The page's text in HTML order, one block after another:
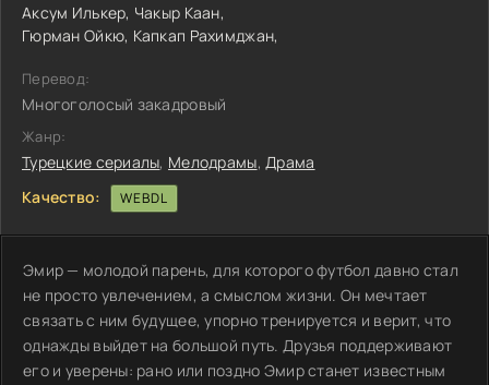
Аксум Илькер, Чакыр Каан,
Гюрман Ойкю, Капкап Рахимджан,
Перевод:
Многоголосый закадровый
Жанр:
Турецкие сериалы, Мелодрамы,Драма
Качество:
WEBDL
Эмир — молодой парень, для которого футбол давно стал
не просто увлечением, а смыслом жизни. Он мечтает
связать с ним будущее, упорно тренируется и верит, что
однажды выйдет на большой путь. Друзья поддерживают
его и уверены: рано или поздно Эмир станет известным